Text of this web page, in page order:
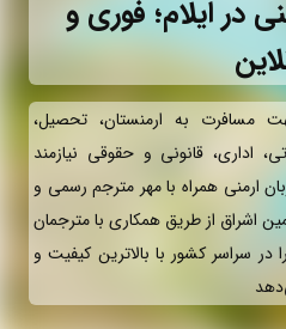
در ایلام؛ فوری و
مسافرت به ارمنستان، تحصیل،
اداری، قانونی و حقوقی نیازمند
ارمنی همراه با مهر مترجم رسمی و
اشراق از طریق همکاری با مترجمان
در سراسر کشور با بالاترین کیفیت و